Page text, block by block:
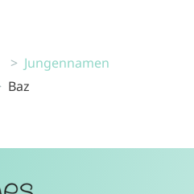
Jungennamen
Baz